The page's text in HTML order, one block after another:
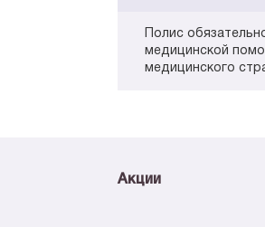
Полис
медицинской
медицинского
Акции